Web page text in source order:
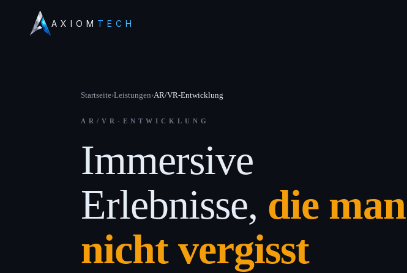
AXIOM TECH
Startseite›Leistungen›AR/VR-Entwicklung
AR/VR-ENTWICKLUNG
Immersive
Erlebnisse, die man
nicht vergisst